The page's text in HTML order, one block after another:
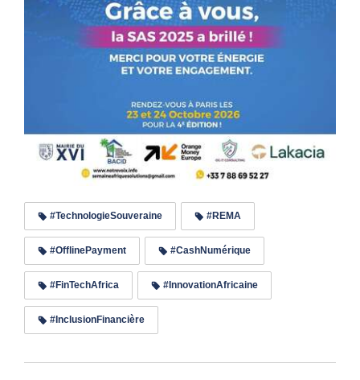
#TechnologieSouveraine #REMA
#OfflinePayment #CashNumérique
#FinTechAfrica #InnovationAfricaine
#InclusionFinancière